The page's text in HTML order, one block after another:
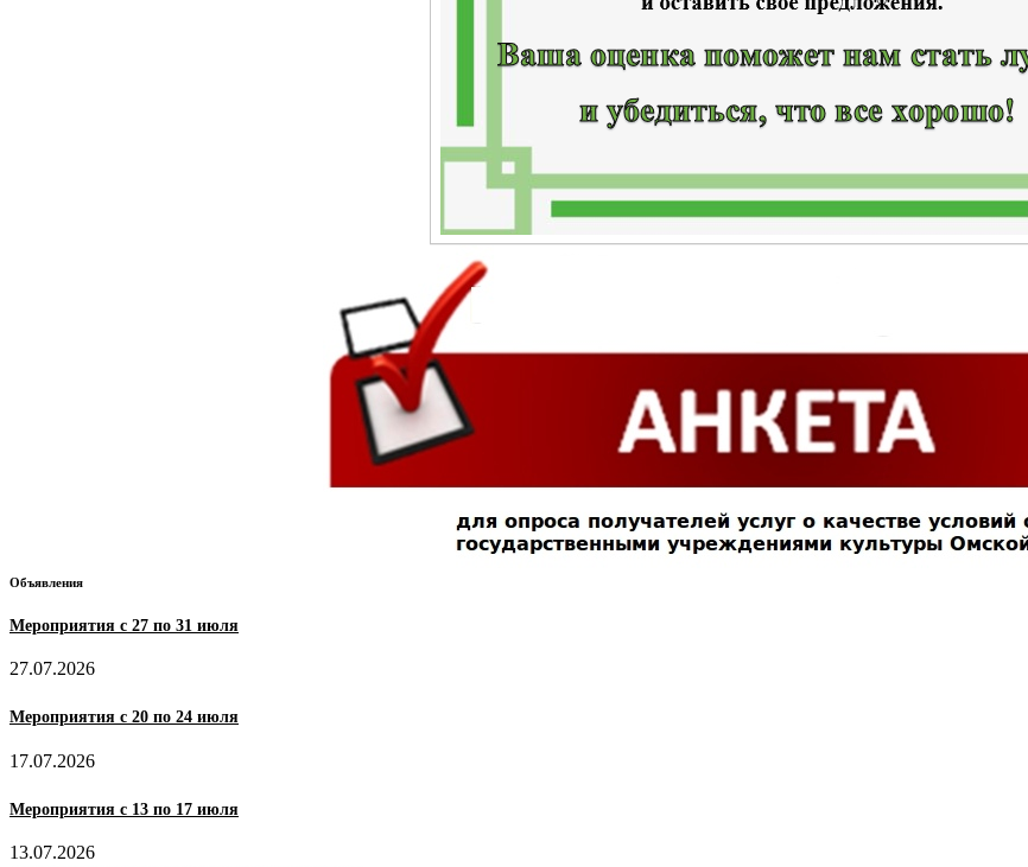
Объявления
Мероприятия с 27 по 31 июля
27.07.2026
Мероприятия с 20 по 24 июля
17.07.2026
Мероприятия с 13 по 17 июля
13.07.2026